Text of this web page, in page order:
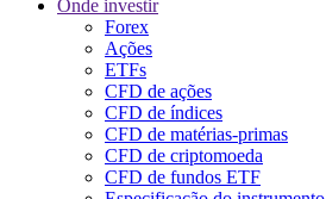
Onde investir
Forex
Ações
ETFs
CFD de ações
CFD de índices
CFD de matérias-primas
CFD de criptomoeda
CFD de fundos ETF